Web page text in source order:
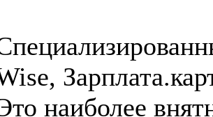
наиболее